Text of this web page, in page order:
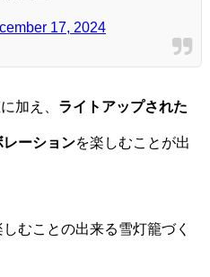
17, 2024
加え、 ライトアップされた
ーションを楽しむことが出
むことの出来る雪灯籠づく